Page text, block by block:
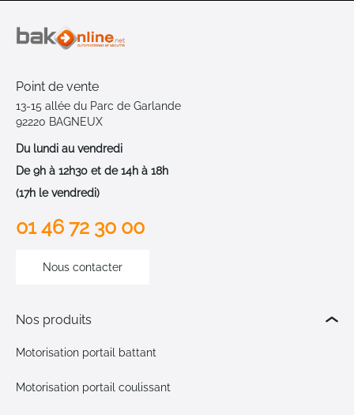
Point de vente
13-15 allée du Parc de Garlande
92220 BAGNEUX
Du lundi au vendredi
De 9h à 12h30 et de 14h à 18h
(17h le vendredi)
01 46 72 30 00
Nous contacter
Nos produits
Motorisation portail battant
Motorisation portail coulissant